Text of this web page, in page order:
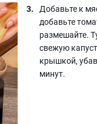
Добавьте к
добавьте
размешайте.
свежую
крышкой,
минут.